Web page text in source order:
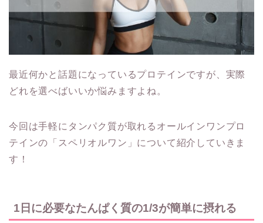
最近何かと話題になっているプロテインですが、実際
どれを選べばいいか悩みますよね。
今回は手軽にタンパク質が取れるオールインワンプロ
テインの「スペリオルワン」について紹介していきま
す！
1日に必要なたんぱく質の1/3が簡単に摂れる